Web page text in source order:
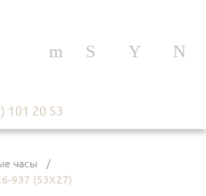
101 20 53
часы
/
937 (53Х27)